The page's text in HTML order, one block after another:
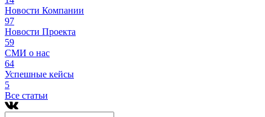
Новости Компании
97
Новости Проекта
59
СМИ о нас
64
Успешные кейсы
5
Все статьи